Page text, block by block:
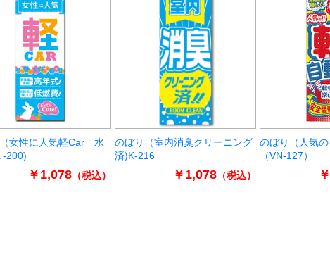
女性に人気軽Car 水
-200)
￥1,078 （税込）
のぼり（室内消臭クリーニング
済)K-216
￥1,078 （税込）
のぼり（人気の
（VN-127）